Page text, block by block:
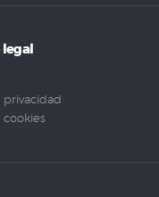
privacidad
cookies